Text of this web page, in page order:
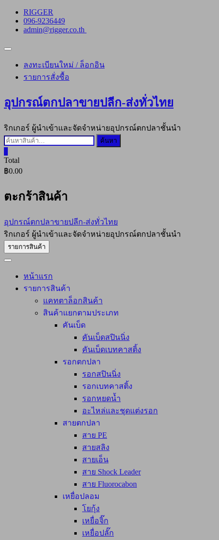
Skip
content
RIGGER
096-9236449
admin@rigger.co.th
Topbar
ลงทะเบียนใหม่ / ล็อกอิน
รายการสั่งซื้อ
อุปกรณ์ตกปลาขายปลีก-ส่งทั่วไทย
ริกเกอร์ ผู้นำเข้าและจัดจำหน่ายอุปกรณ์ตกปลาชั้นนำ
ค้นหา:
ค้นหา
Total
฿0.00
ตะกร้าสินค้า
อุปกรณ์ตกปลาขายปลีก-ส่งทั่วไทย
ริกเกอร์ ผู้นำเข้าและจัดจำหน่ายอุปกรณ์ตกปลาชั้นนำ
รายการสินค้า
หน้าแรก
รายการสินค้า
แคทตาล็อกสินค้า
สินค้าแยกตามประเภท
คันเบ็ด
คันเบ็ดสปินนิ่ง
คันเบ็ดเบทคาสติ้ง
รอกตกปลา
รอกสปินนิ่ง
รอกเบทคาสติ้ง
รอกหยดน้ำ
อะไหล่และชุดแต่งรอก
สายตกปลา
สาย PE
สายสลิง
สายเอ็น
สาย Shock Leader
สาย Fluorocabon
เหยื่อปลอม
โยกุ้ง
เหยื่อจิ๊ก
เหยื่อปลั๊ก